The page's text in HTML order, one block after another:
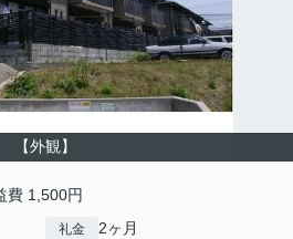
【外観】
1,500円
礼金 2ヶ月